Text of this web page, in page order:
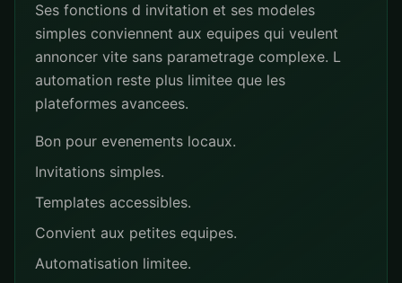
Ses fonctions d invitation et ses modeles
simples conviennent aux equipes qui veulent
annoncer vite sans parametrage complexe. L
automation reste plus limitee que les
plateformes avancees.
Bon pour evenements locaux.
Invitations simples.
Templates accessibles.
Convient aux petites equipes.
Automatisation limitee.